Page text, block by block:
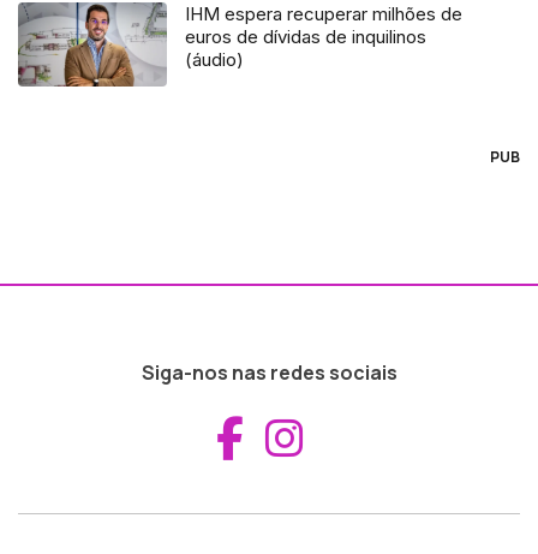
IHM espera recuperar milhões de
euros de dívidas de inquilinos
(áudio)
PUB
Siga-nos nas redes sociais
Aceder ao